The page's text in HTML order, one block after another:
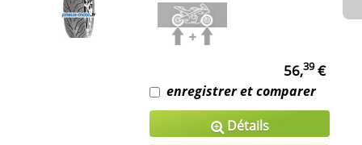
56,39€
enregistrer et comparer
Détails